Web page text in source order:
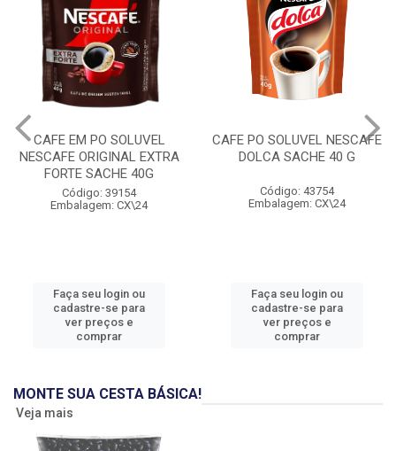
CAFE EM PO SOLUVEL
NESCAFE ORIGINAL EXTRA
FORTE SACHE 40G
Código: 39154
Embalagem: CX\24
Faça seu login ou
cadastre-se para
ver preços e
comprar
CAFE PO SOLUVEL NESCAFE
DOLCA SACHE 40 G
Código: 43754
Embalagem: CX\24
Faça seu login ou
cadastre-se para
ver preços e
comprar
MONTE SUA CESTA BÁSICA!
Veja mais